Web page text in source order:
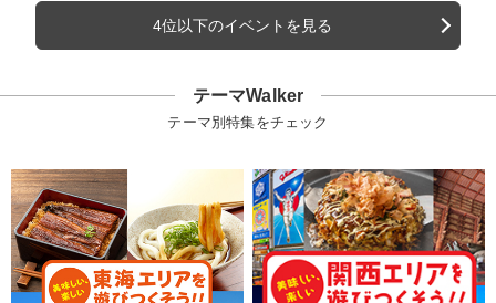
4位以下のイベントを見る
テーマWalker
テーマ別特集をチェック